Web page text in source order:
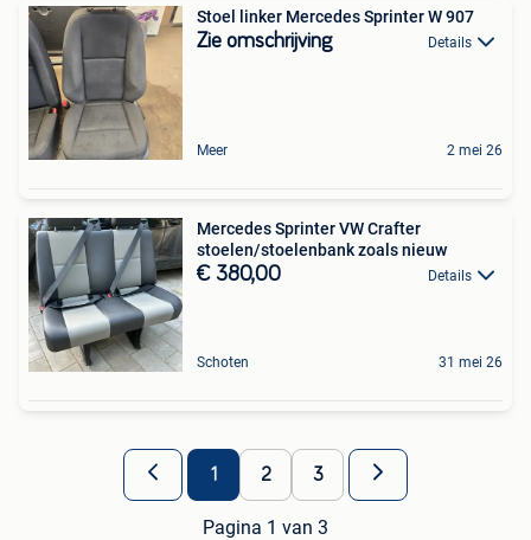
Stoel linker Mercedes Sprinter W 907
Zie omschrijving Details
Meer 2 mei 26
Mercedes Sprinter VW Crafter
stoelen/stoelenbank zoals nieuw
€ 380,00 Details
Schoten 31 mei 26
1 2 3
Pagina 1 van 3